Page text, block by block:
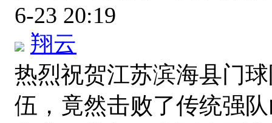
6-23 20:19
翔云
热烈祝贺江苏滨海县门
伍，竟然击败了传统强